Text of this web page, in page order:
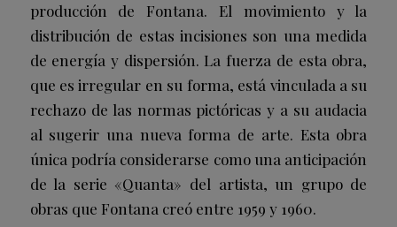
producción de Fontana. El movimiento y la
distribución de estas incisiones son una medida
de energía y dispersión. La fuerza de esta obra,
que es irregular en su forma, está vinculada a su
rechazo de las normas pictóricas y a su audacia
al sugerir una nueva forma de arte. Esta obra
única podría considerarse como una anticipación
de la serie «Quanta» del artista, un grupo de
obras que Fontana creó entre 1959 y 1960.